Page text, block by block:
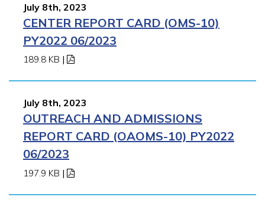
July 8th, 2023
CENTER REPORT CARD (OMS-10)
PY2022 06/2023
189.8 KB |
July 8th, 2023
OUTREACH AND ADMISSIONS
REPORT CARD (OAOMS-10) PY2022
06/2023
197.9 KB |